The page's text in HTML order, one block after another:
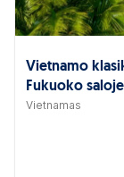
Vietnamo
Fukuoko saloje
Vietnamas